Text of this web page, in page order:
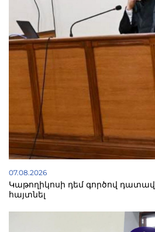
07.08.2026
Կաթողիկոսի դեմ գործով
հայտնել